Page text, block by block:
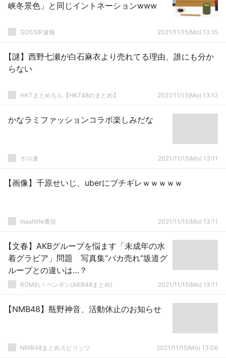
峡冬景色」と同じイントネーションwww
GOSSIP速報 2021/11/15(Mo) 13:15
【謎】西野七瀬が白石麻衣より売れてる理由、誰にも分か
らない
HKTまとめもん【HKT48のまとめ】 2021/11/15(Mo) 13:12
かなラミファッションコラボ楽しみだな
ホロ速 2021/11/15(Mo) 13:11
【画像】千原せいじ、uberにブチギレｗｗｗｗｗ
mashlife通信 2021/11/15(Mo) 13:11
【文春】AKBグループを悩ます「未成年の水
着グラビア」問題 写真集“バカ売れ”坂道グ
ループとの違いは…？
ROMれ！ペンギン(AKB48まとめ) 2021/11/15(Mo) 13:11
【NMB48】瓶野神音、活動休止のお知らせ
NMB48まとめスピリッツ 2021/11/15(Mo) 13:06